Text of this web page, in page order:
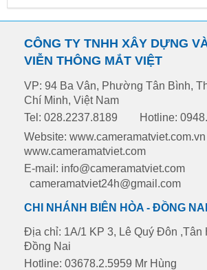
CÔNG TY TNHH XÂY DỰNG
VIỄN THÔNG MẮT VIỆT
VP: 94 Ba Vân, Phường Tân Bình,
Chí Minh, Việt Nam
Tel: 028.2237.8189
Hotline:
Website: www.cameramatviet.com.vn
www.cameramatviet.com
E-mail: info@cameramatviet.com
cameramatviet24h@gmail.com
CHI NHÁNH BIÊN HÒA - ĐỒNG NAI
Địa chỉ: 1A/1 KP 3, Lê Quý Đôn ,Tân
Đồng Nai
Hotline: 03678.2.5959 Mr Hùng